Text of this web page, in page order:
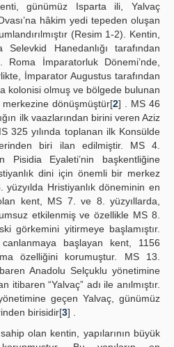
günümüz Isparta ili, Yalvaç
hâkim yedi tepeden oluşan
(Resim 1-2). Kentin,
Hanedanlığı tarafından
Roma İmparatorluk Dönemi’nde,
İmparator Augustus tarafından
kolonisi olmuş ve bölgede bulunan
dönüşmüştür[2] . MS 46
ilk vaazlarından birini veren Aziz
325 yılında toplanan ilk Konsülde
biri ilan edilmiştir. MS 4.
Pisidia Eyaleti’nin başkentliğine
dini için önemli bir merkez
Hristiyanlık döneminin en
kent, MS 7. ve 8. yüzyıllarda,
etkilenmiş ve özellikle MS 8.
görkemini yitirmeye başlamıştır.
başlayan kent, 1156
özelliğini korumuştur. MS 13.
Anadolu Selçuklu yönetimine
itibaren “Yalvaç” adı ile anılmıştır.
geçen Yalvaç, günümüz
birisidir[3] .
olan kentin, yapılarının büyük